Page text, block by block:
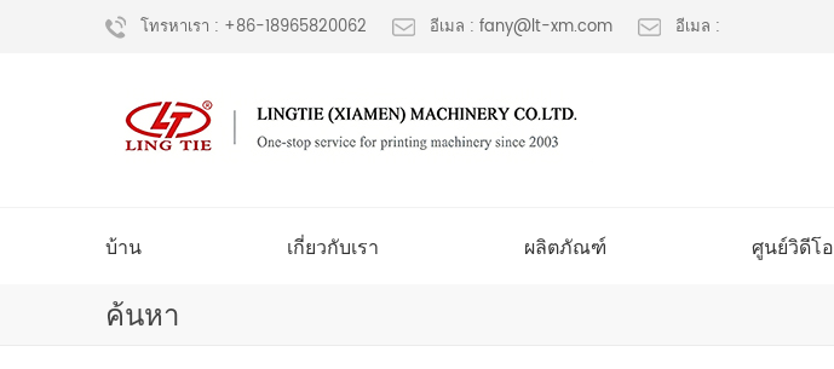
โทรหาเรา : +86-18965820062 อีเมล : fany@lt-xm.com อีเมล :
บ้าน เกี่ยวกับเรา ผลิตภัณฑ์ ศูนย์วิดีโอ
ค้นหา